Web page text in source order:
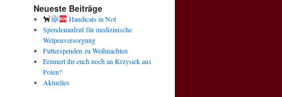
Neueste Beiträge
Handicats in Not
Spendenaufruf für medizinische
Welpenversorgung
Futterspenden zu Weihnachten
Erinnert ihr euch noch an Krzysiek aus
Polen?
Aktuelles